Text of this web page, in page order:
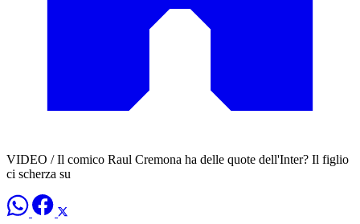
VIDEO / Il comico Raul Cremona ha delle quote dell'Inter? Il figlio
ci scherza su